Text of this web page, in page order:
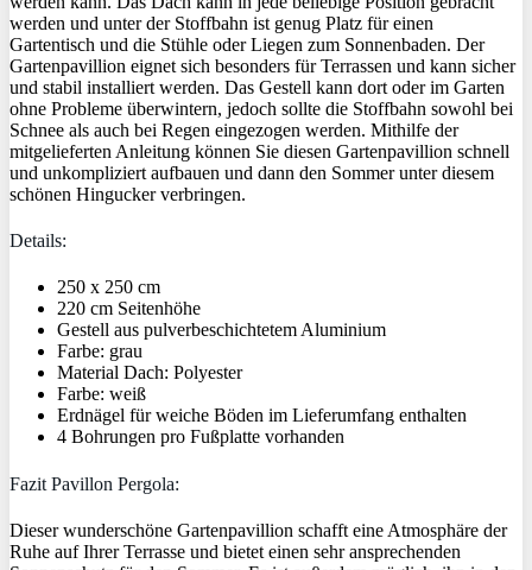
werden und unter der Stoffbahn ist genug Platz für einen
Gartentisch und die Stühle oder Liegen zum Sonnenbaden. Der
Gartenpavillion eignet sich besonders für Terrassen und kann sicher
und stabil installiert werden. Das Gestell kann dort oder im Garten
ohne Probleme überwintern, jedoch sollte die Stoffbahn sowohl bei
Schnee als auch bei Regen eingezogen werden. Mithilfe der
mitgelieferten Anleitung können Sie diesen Gartenpavillion schnell
und unkompliziert aufbauen und dann den Sommer unter diesem
schönen Hingucker verbringen.
Details:
250 x 250 cm
220 cm Seitenhöhe
Gestell aus pulverbeschichtetem Aluminium
Farbe: grau
Material Dach: Polyester
Farbe: weiß
Erdnägel für weiche Böden im Lieferumfang enthalten
4 Bohrungen pro Fußplatte vorhanden
Fazit Pavillon Pergola:
Dieser wunderschöne Gartenpavillion schafft eine Atmosphäre der
Ruhe auf Ihrer Terrasse und bietet einen sehr ansprechenden